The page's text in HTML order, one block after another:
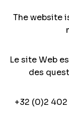
The website
Le site Web
des
+32 (0)2 402